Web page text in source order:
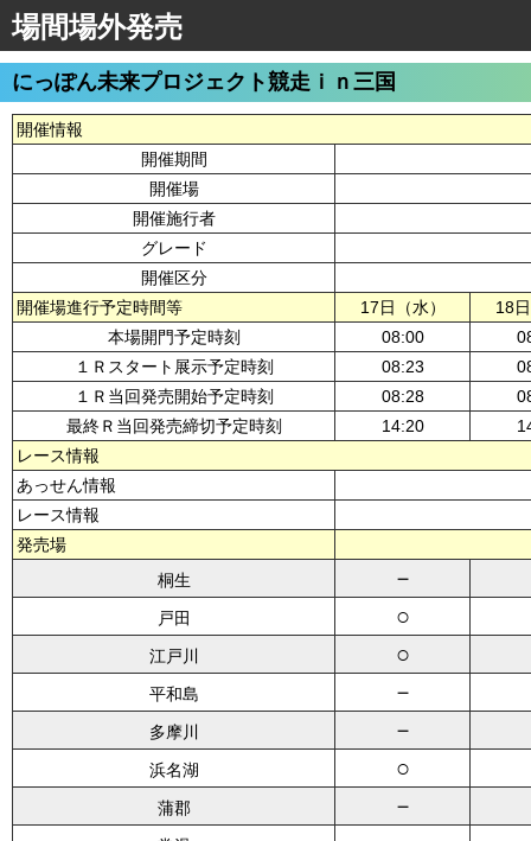
場間場外発売
にっぽん未来プロジェクト競走ｉｎ三国
開催情報
開催期間
開催場
開催施行者
グレード
開催区分
開催場進行予定時間等
17日（水）
18
本場開門予定時刻
08:00
１Ｒスタート展示予定時刻
08:23
１Ｒ当回発売開始予定時刻
08:28
最終Ｒ当回発売締切予定時刻
14:20
レース情報
あっせん情報
レース情報
発売場
桐生
－
戸田 ○
江戸川 ○
平和島 －
多摩川 －
浜名湖 ○
蒲郡 －